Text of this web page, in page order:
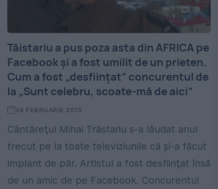
Tăistariu a pus poza asta din AFRICA pe
Facebook şi a fost umilit de un prieten.
Cum a fost „desfiinţat” concurentul de
la „Sunt celebru, scoate-mă de aici”
24 FEBRUARIE 2015
Cântăreţul Mihai Trăstariu s-a lăudat anul
trecut pe la toate televiziunile că şi-a făcut
implant de păr. Artistul a fost desfiinţat însă
de un amic de pe Facebook. Concurentul